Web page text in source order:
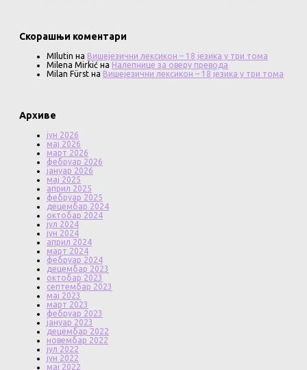
Скорашњи коментари
MIlutin на Вишејезични лексикон – 18 језика у три тома
Milena Mirkić на Налепнице за оверу превода
Milan Fürst на Вишејезични лексикон – 18 језика у три тома
Архиве
јун 2026
мај 2026
март 2026
фебруар 2026
јануар 2026
мај 2025
април 2025
фебруар 2025
децембар 2024
октобар 2024
јул 2024
јун 2024
април 2024
март 2024
фебруар 2024
децембар 2023
октобар 2023
септембар 2023
мај 2023
март 2023
фебруар 2023
јануар 2023
децембар 2022
новембар 2022
јул 2022
јун 2022
мај 2022